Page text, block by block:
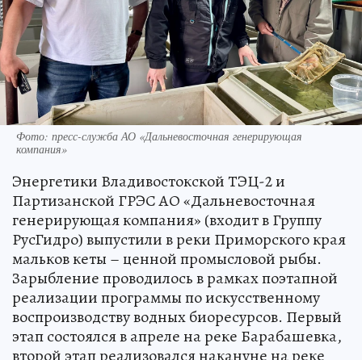
Фото: пресс-служба АО «Дальневосточная генерирующая
компания»
Энергетики Владивостокской ТЭЦ-2 и
Партизанской ГРЭС АО «Дальневосточная
генерирующая компания» (входит в Группу
РусГидро) выпустили в реки Приморского края
мальков кеты – ценной промысловой рыбы.
Зарыбление проводилось в рамках поэтапной
реализации программы по искусственному
воспроизводству водных биоресурсов. Первый
этап состоялся в апреле на реке Барабашевка,
второй этап реализовался накануне на реке